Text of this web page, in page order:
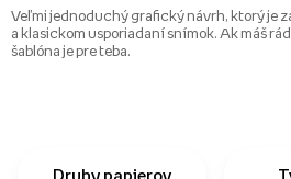
Veľmi jednoduchý grafický návrh, ktorý je
a klasickom usporiadaní snímok. Ak máš
šablóna je pre teba.
Druhy papierov